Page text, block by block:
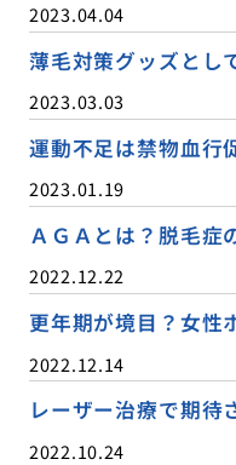
2023.04.04
薄毛対策グッズとし
2023.03.03
運動不足は禁物血行
2023.01.19
ＡＧＡとは？脱毛症
2022.12.22
更年期が境目？女性
2022.12.14
レーザー治療で期待
2022.10.24